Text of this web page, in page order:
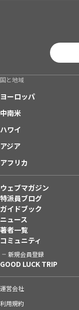
国と地域
ヨーロッパ
中南米
ハワイ
アジア
アフリカ
ウェブマガジン
特派員ブログ
ガイドブック
ニュース
著者一覧
コミュニティ
新規会員登録
GOOD LUCK TRIP
運営会社
利用規約